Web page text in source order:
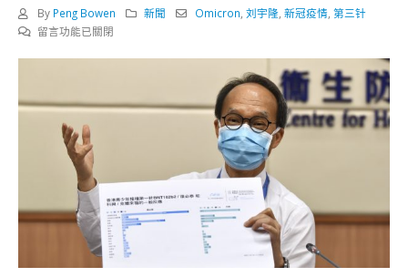
By Peng Bowen 新聞 Omicron,刘宇隆,新冠疫情,第三针
在
若
区
短
留言功能已關閉